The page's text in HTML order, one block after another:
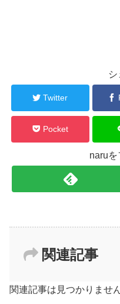
シ
Twitter
Pocket
naruを
関連記事
関連記事は見つかりませ